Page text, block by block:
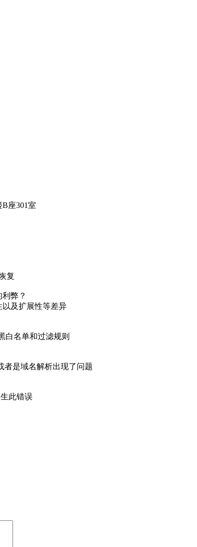
座301室
复
弊？
及扩展性等差异
白名单和过滤规则
者是域名解析出现了问题
此错误